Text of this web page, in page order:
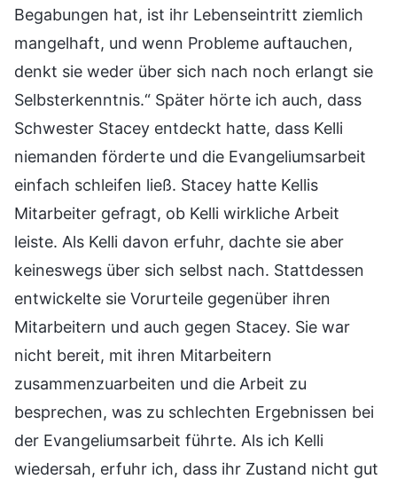
Begabungen hat, ist ihr Lebenseintritt ziemlich
mangelhaft, und wenn Probleme auftauchen,
denkt sie weder über sich nach noch erlangt sie
Selbsterkenntnis.“ Später hörte ich auch, dass
Schwester Stacey entdeckt hatte, dass Kelli
niemanden förderte und die Evangeliumsarbeit
einfach schleifen ließ. Stacey hatte Kellis
Mitarbeiter gefragt, ob Kelli wirkliche Arbeit
leiste. Als Kelli davon erfuhr, dachte sie aber
keineswegs über sich selbst nach. Stattdessen
entwickelte sie Vorurteile gegenüber ihren
Mitarbeitern und auch gegen Stacey. Sie war
nicht bereit, mit ihren Mitarbeitern
zusammenzuarbeiten und die Arbeit zu
besprechen, was zu schlechten Ergebnissen bei
der Evangeliumsarbeit führte. Als ich Kelli
wiedersah, erfuhr ich, dass ihr Zustand nicht gut